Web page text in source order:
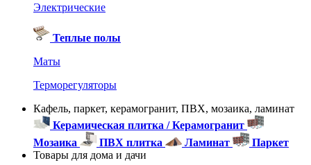
Электрические
Теплые полы
Маты
Терморегуляторы
Кафель, паркет, керамогранит, ПВХ, мозаика, ламинат
Керамическая плитка / Керамогранит
Мозаика
ПВХ плитка Ламинат
Паркет
Товары для дома и дачи